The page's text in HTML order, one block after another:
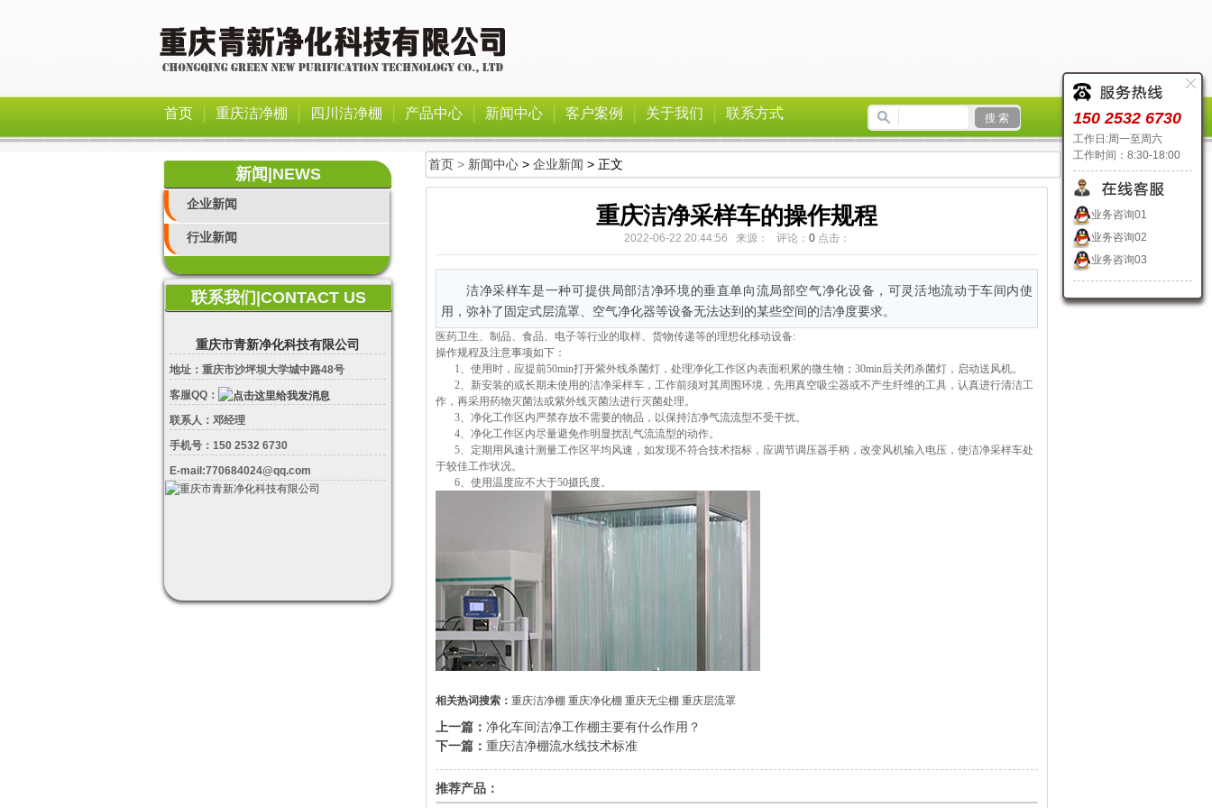
首页 重庆洁净棚 四川洁净棚 产品中心 新闻中心 客户案例 关于我们 联系方式
新闻|NEWS
企业新闻
行业新闻
联系我们|CONTACT US
重庆市青新净化科技有限公司
地址：重庆市沙坪坝大学城中路48号
客服QQ：
联系人：邓经理
手机号：150 2532 6730
E-mail:770684024@qq.com
首页 > 新闻中心 > 企业新闻 > 正文
重庆洁净采样车的操作规程
2022-06-22 20:44:56 来源： 评论： 0点击：
洁净采样车是一种可提供局部洁净环境的垂直单向流局部空气净化设备，可灵活地流动于车间内使
用，弥补了固定式层流罩、空气净化器等设备无法达到的某些空间的洁净度要求。
医药卫生、制品、食品、电子等行业的取样、货物传递等的理想化移动设备:
操作规程及注意事项如下：
1、使用时，应提前50min打开紫外线杀菌灯，处理净化工作区内表面积累的微生物；30min后关闭杀菌灯，启动送风机。
2、新安装的或长期未使用的洁净采样车 ，工作前须对其周围环境，先用真空吸尘器或不产生纤维的工具，认真进行清洁工
作，再采用药物灭菌法或紫外线灭菌法进行灭菌处理。
3、净化工作区内严禁存放不需要的物品，以保持洁净气流流型不受干扰。
4、净化工作区内尽量避免作明显扰乱气流流型的动作。
5、定期用风速计测量工作区平均风速，如发现不符合技术指标，应调节调压器手柄，改变风机输入电压，使洁净采样车处
于较佳工作状况。
6、使用温度应不大于50摄氏度。
相关热词搜索： 重庆洁净棚 重庆净化棚 重庆无尘棚 重庆层流罩
上一篇： 净化车间洁净工作棚主要有什么作用？
下一篇： 重庆洁净棚流水线技术标准
推荐产品：
150 2532 6730
工作日:周一至周六
工作时间：8:30-18:00
业务咨询01
业务咨询02
业务咨询03